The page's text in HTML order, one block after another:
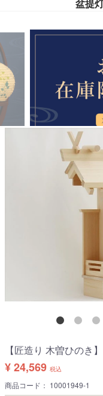
盆提
【匠造り 木曽ひのき
¥ 24,569 税込
商品コード： 10001949-1